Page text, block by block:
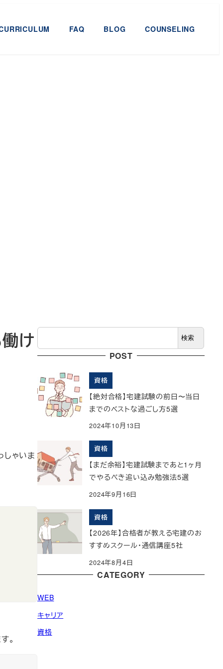
FAQ BLOG COUNSELING
け
ゃいま
。
検
索
検索
POST
資格
【絶対合格】宅建試験の前日〜当日
までのベストな過ごし方5選
2024年10月13日
資格
【まだ余裕】宅建試験まであと1ヶ月
でやるべき追い込み勉強法5選
2024年9月16日
資格
【2026年】合格者が教える宅建のお
すすめスクール・通信講座5社
2024年8月4日
CATEGORY
WEB
キャリア
資格